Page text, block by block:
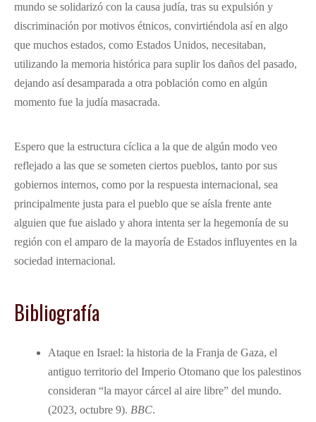
mundo se solidarizó con la causa judía, tras su expulsión y
discriminación por motivos étnicos, convirtiéndola así en algo
que muchos estados, como Estados Unidos, necesitaban,
utilizando la memoria histórica para suplir los daños del pasado,
dejando así desamparada a otra población como en algún
momento fue la judía masacrada.
Espero que la estructura cíclica a la que de algún modo veo
reflejado a las que se someten ciertos pueblos, tanto por sus
gobiernos internos, como por la respuesta internacional, sea
principalmente justa para el pueblo que se aísla frente ante
alguien que fue aislado y ahora intenta ser la hegemonía de su
región con el amparo de la mayoría de Estados influyentes en la
sociedad internacional.
Bibliografía
Ataque en Israel: la historia de la Franja de Gaza, el
antiguo territorio del Imperio Otomano que los palestinos
consideran “la mayor cárcel al aire libre” del mundo.
(2023, octubre 9). BBC.